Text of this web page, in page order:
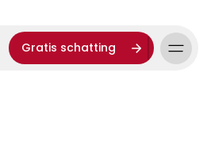
Gratis schatting